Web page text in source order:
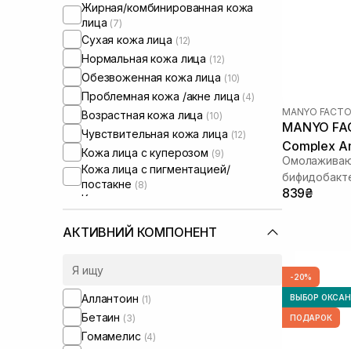
Жирная/комбинированная кожа
лица (7)
Сухая кожа лица (12)
Нормальная кожа лица (12)
Обезвоженная кожа лица (10)
Проблемная кожа /акне лица (4)
Возрастная кожа лица (10)
Чувствительная кожа лица (12)
Кожа лица с куперозом (9)
Кожа лица с пигментацией/
постакне (8)
Кожа лица с расширенными порами
Кожа лица с нарушенным
микробиомом
От выпадения и для стимуляции
АКТИВНИЙ КОМПОНЕНТ
Аллантоин (1)
Бетаин (3)
Гомамелис (4)
MANYO
MANYO
Complex
839₴
-20%
ВЫБОР
ПОДАРОК